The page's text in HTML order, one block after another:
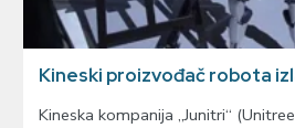
Kineski proizvođač robota
Kineska kompanija „Junitri“